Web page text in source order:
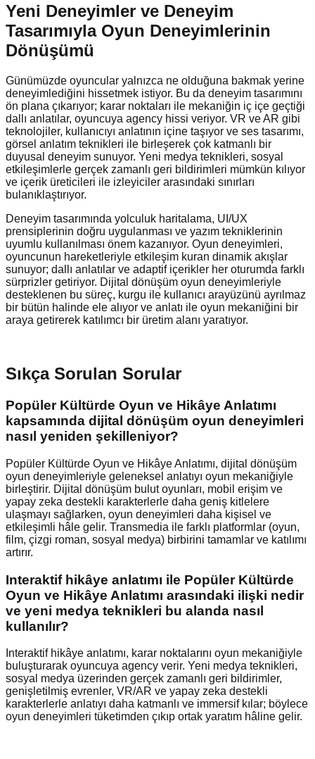
Yeni Deneyimler ve Deneyim
Tasarımıyla Oyun Deneyimlerinin
Dönüşümü
Günümüzde oyuncular yalnızca ne olduğuna bakmak yerine
deneyimlediğini hissetmek istiyor. Bu da deneyim tasarımını
ön plana çıkarıyor; karar noktaları ile mekaniğin iç içe geçtiği
dallı anlatılar, oyuncuya agency hissi veriyor. VR ve AR gibi
teknolojiler, kullanıcıyı anlatının içine taşıyor ve ses tasarımı,
görsel anlatım teknikleri ile birleşerek çok katmanlı bir
duyusal deneyim sunuyor. Yeni medya teknikleri, sosyal
etkileşimlerle gerçek zamanlı geri bildirimleri mümkün kılıyor
ve içerik üreticileri ile izleyiciler arasındaki sınırları
bulanıklaştırıyor.
Deneyim tasarımında yolculuk haritalama, UI/UX
prensiplerinin doğru uygulanması ve yazım tekniklerinin
uyumlu kullanılması önem kazanıyor. Oyun deneyimleri,
oyuncunun hareketleriyle etkileşim kuran dinamik akışlar
sunuyor; dallı anlatılar ve adaptif içerikler her oturumda farklı
sürprizler getiriyor. Dijital dönüşüm oyun deneyimleriyle
desteklenen bu süreç, kurgu ile kullanıcı arayüzünü ayrılmaz
bir bütün halinde ele alıyor ve anlatı ile oyun mekaniğini bir
araya getirerek katılımcı bir üretim alanı yaratıyor.
Sıkça Sorulan Sorular
Popüler Kültürde Oyun ve Hikâye Anlatımı
kapsamında dijital dönüşüm oyun deneyimleri
nasıl yeniden şekilleniyor?
Popüler Kültürde Oyun ve Hikâye Anlatımı, dijital dönüşüm
oyun deneyimleriyle geleneksel anlatıyı oyun mekaniğiyle
birleştirir. Dijital dönüşüm bulut oyunları, mobil erişim ve
yapay zeka destekli karakterlerle daha geniş kitlelere
ulaşmayı sağlarken, oyun deneyimleri daha kişisel ve
etkileşimli hâle gelir. Transmedia ile farklı platformlar (oyun,
film, çizgi roman, sosyal medya) birbirini tamamlar ve katılımı
artırır.
Interaktif hikâye anlatımı ile Popüler Kültürde
Oyun ve Hikâye Anlatımı arasındaki ilişki nedir
ve yeni medya teknikleri bu alanda nasıl
kullanılır?
Interaktif hikâye anlatımı, karar noktalarını oyun mekaniğiyle
buluşturarak oyuncuya agency verir. Yeni medya teknikleri,
sosyal medya üzerinden gerçek zamanlı geri bildirimler,
genişletilmiş evrenler, VR/AR ve yapay zeka destekli
karakterlerle anlatıyı daha katmanlı ve immersif kılar; böylece
oyun deneyimleri tüketimden çıkıp ortak yaratım hâline gelir.